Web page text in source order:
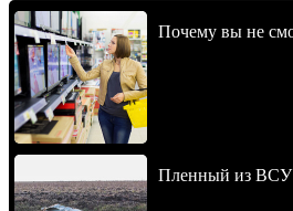
Почему вы не
Пленный из ВСУ